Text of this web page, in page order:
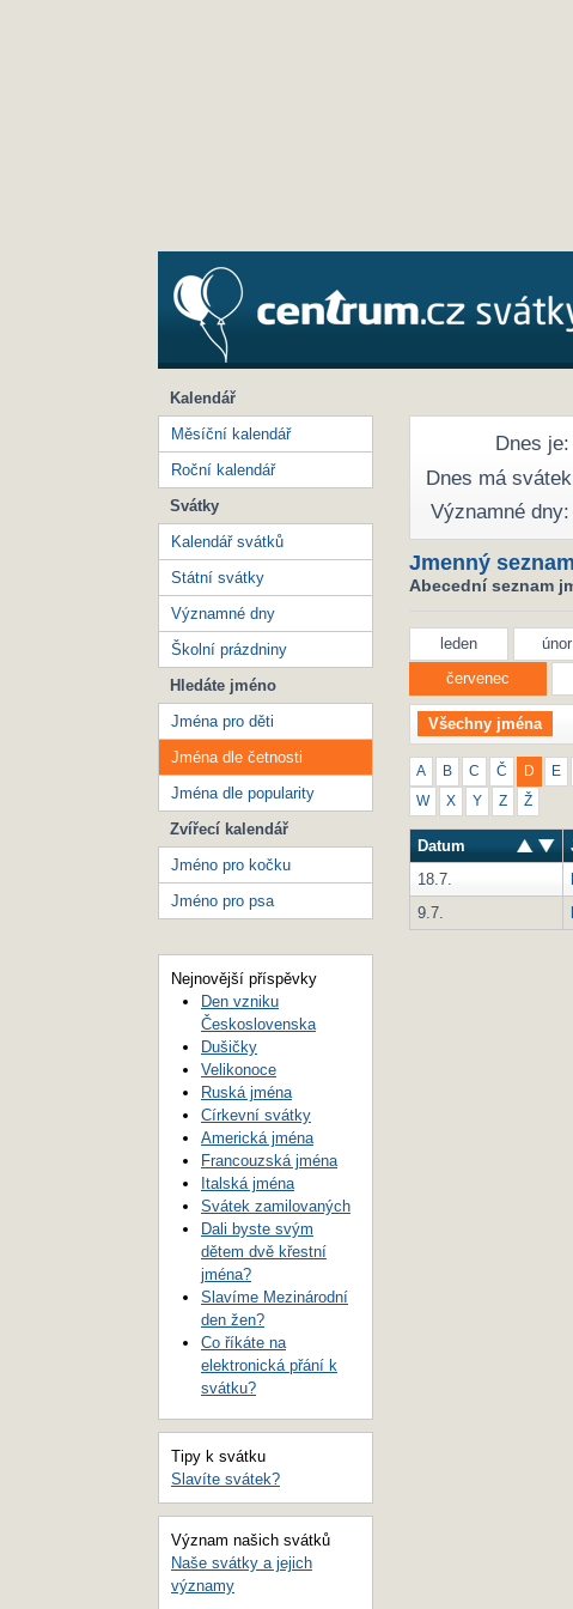
Dnes je:
Dnes má
Významné dny:
Jmenný
Abecední seznam
leden únor
červenec
Všechny jména
A B C Č D E
W X Y Z Ž
Datum
18.7.
9.7.
Kalendář
Měsíční kalendář
Roční kalendář
Svátky
Kalendář svátků
Státní svátky
Významné dny
Školní prázdniny
Hledáte jméno
Jména pro děti
Jména dle četnosti
Jména dle popularity
Zvířecí kalendář
Jméno pro kočku
Jméno pro psa
Nejnovější příspěvky
Den vzniku
Československa
Dušičky
Velikonoce
Ruská jména
Církevní svátky
Americká jména
Francouzská jména
Italská jména
Svátek zamilovaných
Dali byste svým
dětem dvě křestní
jména?
Slavíme Mezinárodní
den žen?
Co říkáte na
elektronická přání k
svátku?
Tipy k svátku
Slavíte svátek?
Význam našich svátků
Naše svátky a jejich
významy